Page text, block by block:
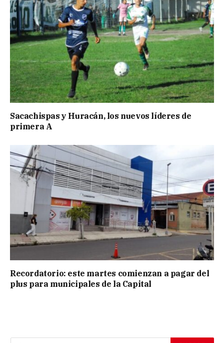
Sacachispas y Huracán, los nuevos líderes de
primera A
Recordatorio: este martes comienzan a pagar del
plus para municipales de la Capital